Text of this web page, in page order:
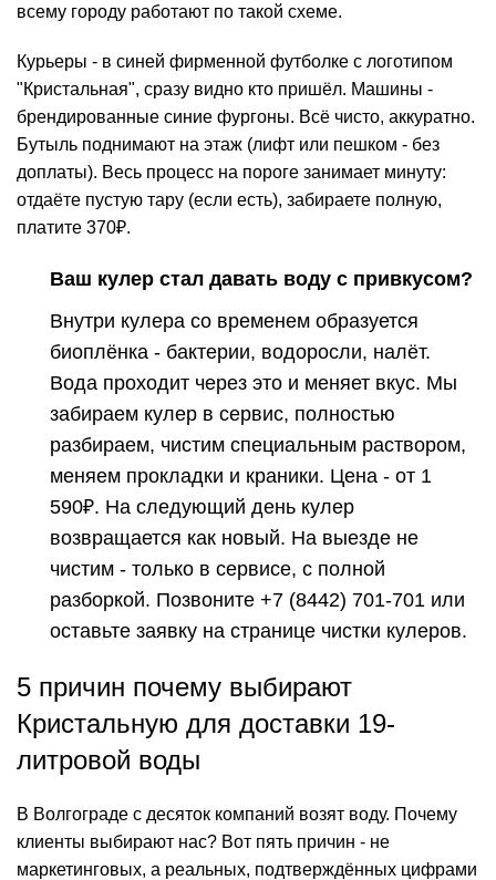
всему городу работают по такой схеме.
Курьеры - в синей фирменной футболке с логотипом
"Кристальная", сразу видно кто пришёл. Машины -
брендированные синие фургоны. Всё чисто, аккуратно.
Бутыль поднимают на этаж (лифт или пешком - без
доплаты). Весь процесс на пороге занимает минуту:
отдаёте пустую тару (если есть), забираете полную,
платите 370₽.
Ваш кулер стал давать воду с привкусом?
Внутри кулера со временем образуется
биоплёнка - бактерии, водоросли, налёт.
Вода проходит через это и меняет вкус. Мы
забираем кулер в сервис, полностью
разбираем, чистим специальным раствором,
меняем прокладки и краники. Цена - от 1
590₽. На следующий день кулер
возвращается как новый. На выезде не
чистим - только в сервисе, с полной
разборкой. Позвоните +7 (8442) 701-701 или
оставьте заявку на странице чистки кулеров.
5 причин почему выбирают
Кристальную для доставки 19-
литровой воды
В Волгограде с десяток компаний возят воду. Почему
клиенты выбирают нас? Вот пять причин - не
маркетинговых, а реальных, подтверждённых цифрами